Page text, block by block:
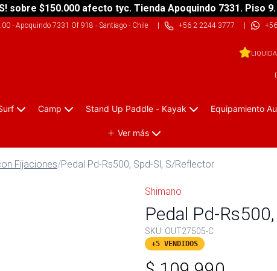
sobre $150.000 afecto tyc. Tienda Apoquindo 7331. Piso
- Apoquindo 7331 Of 918 - Santiago - Chile| +56 2 2244 3777 |
Camp Stand Up Paddle - Kayak Equipamiento
Ver más
Fijaciones/Pedal Pd-Rs500, Spd-Sl, S/Reflector
Shimano
Pedal Pd-
SKU: OUT27505-C
+5 VENDIDOS